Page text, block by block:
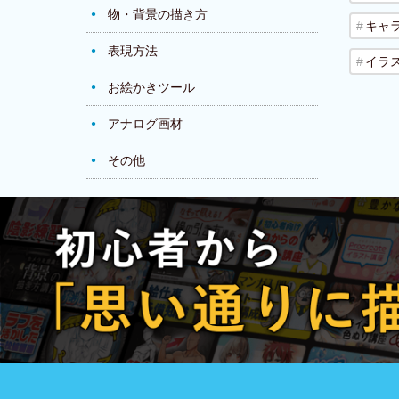
物・背景の描き方
表現方法
お絵かきツール
アナログ画材
その他
キャ
イラ